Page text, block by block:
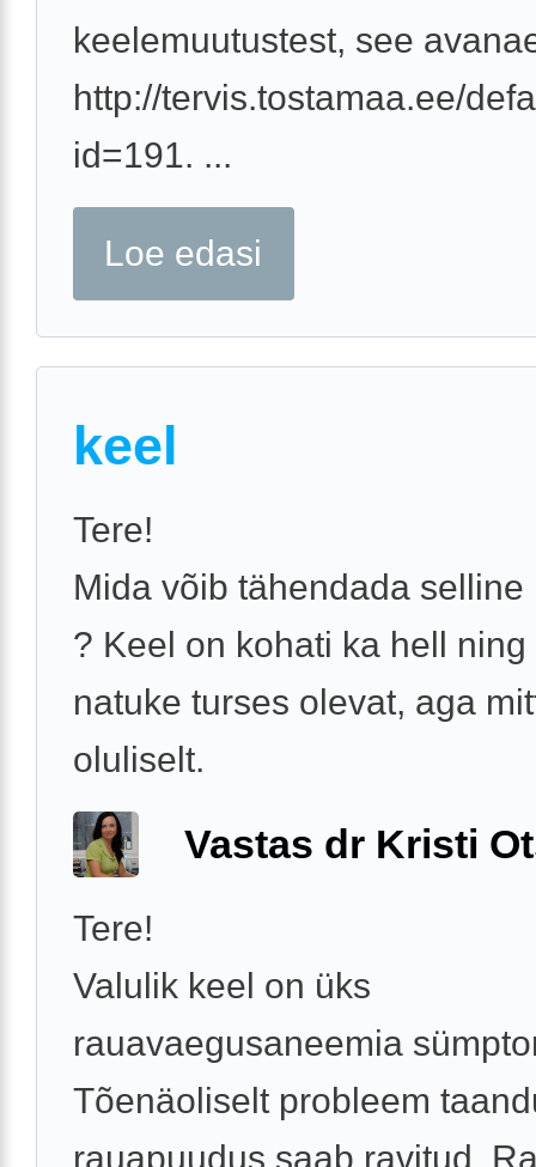
keelemuutustest, see
http://tervis.tostamaa.ee/
id=191. ...
Loe edasi
keel
Tere!
Mida võib tähendada selline
? Keel on kohati ka hell
natuke turses olevat, aga
oluliselt.
Vastas dr Kristi
Tere!
Valulik keel on üks
rauavaegusaneemia
Tõenäoliselt probleem
rauapuudus saab ravitud.